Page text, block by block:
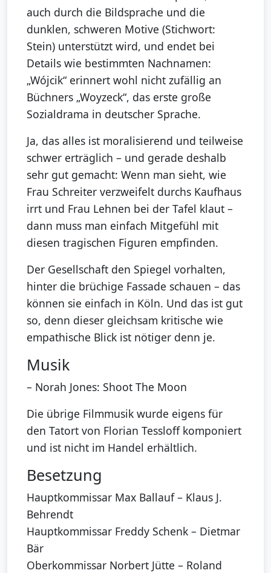
auch durch die Bildsprache und die
dunklen, schweren Motive (Stichwort:
Stein) unterstützt wird, und endet bei
Details wie bestimmten Nachnamen:
„Wójcik“ erinnert wohl nicht zufällig an
Büchners „Woyzeck“, das erste große
Sozialdrama in deutscher Sprache.
Ja, das alles ist moralisierend und teilweise
schwer erträglich – und gerade deshalb
sehr gut gemacht: Wenn man sieht, wie
Frau Schreiter verzweifelt durchs Kaufhaus
irrt und Frau Lehnen bei der Tafel klaut –
dann muss man einfach Mitgefühl mit
diesen tragischen Figuren empfinden.
Der Gesellschaft den Spiegel vorhalten,
hinter die brüchige Fassade schauen – das
können sie einfach in Köln. Und das ist gut
so, denn dieser gleichsam kritische wie
empathische Blick ist nötiger denn je.
Musik
– Norah Jones: Shoot The Moon
Die übrige Filmmusik wurde eigens für
den Tatort von Florian Tessloff komponiert
und ist nicht im Handel erhältlich.
Besetzung
Hauptkommissar Max Ballauf – Klaus J.
Behrendt
Hauptkommissar Freddy Schenk – Dietmar
Bär
Oberkommissar Norbert Jütte – Roland